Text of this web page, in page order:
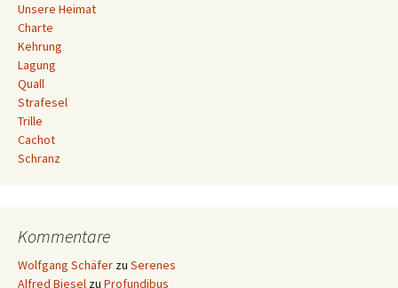
Unsere Heimat
Charte
Kehrung
Lagung
Quall
Strafesel
Trille
Cachot
Schranz
Kommentare
Wolfgang Schäfer zu Serenes
Alfred Biesel zu Profundibus